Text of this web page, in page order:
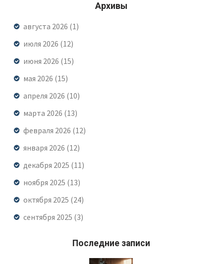
Архивы
августа 2026 (1)
июля 2026 (12)
июня 2026 (15)
мая 2026 (15)
апреля 2026 (10)
марта 2026 (13)
февраля 2026 (12)
января 2026 (12)
декабря 2025 (11)
ноября 2025 (13)
октября 2025 (24)
сентября 2025 (3)
Последние записи